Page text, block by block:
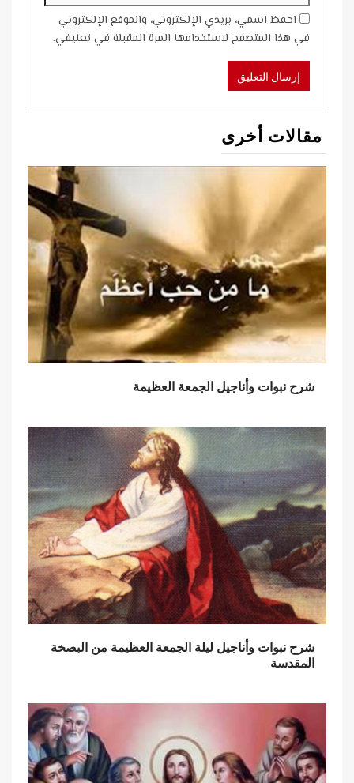
احفظ اسمي، بريدي الإلكتروني، والموقع الإلكتروني
في هذا المتصفح لاستخدامها المرة المقبلة في تعليقي.
مقالات أخرى
شرح نبوات وأناجيل الجمعة العظيمة
شرح نبوات وأناجيل ليلة الجمعة العظيمة من البصخة
المقدسة